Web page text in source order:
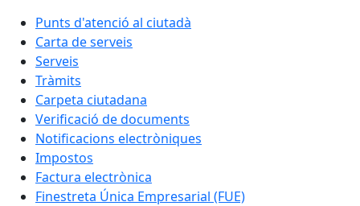
Punts d'atenció al ciutadà
Carta de serveis
Serveis
Tràmits
Carpeta ciutadana
Verificació de documents
Notificacions electròniques
Impostos
Factura electrònica
Finestreta Única Empresarial (FUE)